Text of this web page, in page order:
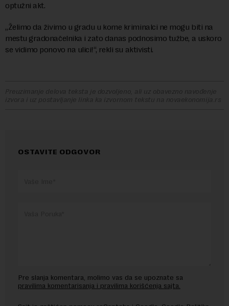
optužni akt.
„Želimo da živimo u gradu u kome kriminalci ne mogu biti na
mestu gradonačelnika i zato danas podnosimo tužbe, a uskoro
se vidimo ponovo na ulici!“, rekli su aktivisti.
Preuzimanje delova teksta je dozvoljeno, ali uz obavezno navođenje
izvora i uz postavljanje linka ka izvornom tekstu na novaekonomija.rs
OSTAVITE ODGOVOR
Pre slanja komentara, molimo vas da se upoznate sa
pravilima komentarisanja i pravilima korišćenja sajta.